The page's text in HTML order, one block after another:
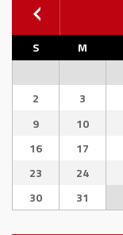
S M
2
3
9
10
16
17
23
24
30
31